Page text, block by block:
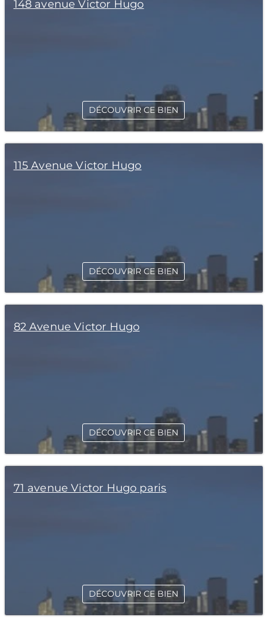
148 avenue Victor Hugo
DÉCOUVRIR CE BIEN
115 Avenue Victor Hugo
DÉCOUVRIR CE BIEN
82 Avenue Victor Hugo
DÉCOUVRIR CE BIEN
71 avenue Victor Hugo paris
DÉCOUVRIR CE BIEN